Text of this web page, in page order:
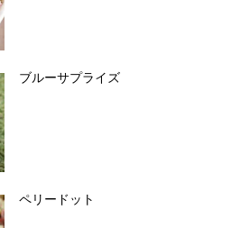
ブルーサプライズ
ペリードット